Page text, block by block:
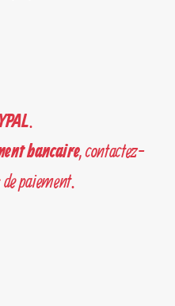
.
bancaire, contactez-
paiement.